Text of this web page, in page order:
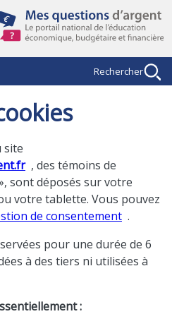
Rechercher
site
, des témoins de
sont déposés sur votre
votre tablette. Vous pouvez
de consentement .
pour une durée de 6
à des tiers ni utilisées à
: